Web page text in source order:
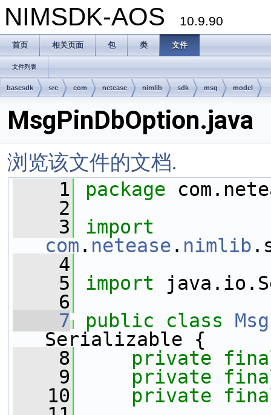
NIMSDK-AOS 10.9.90
首页 相关页面 包 类 文件
文件列表
basesdk src com netease nimlib sdk msg model
MsgPinDbOption.java
浏览该文件的文档.
    1
package
    2
    3
import
com . netease . nimlib
    4
    5
import
    6
    7
public class
Serializable {
    8
private
    9
private
   10
private